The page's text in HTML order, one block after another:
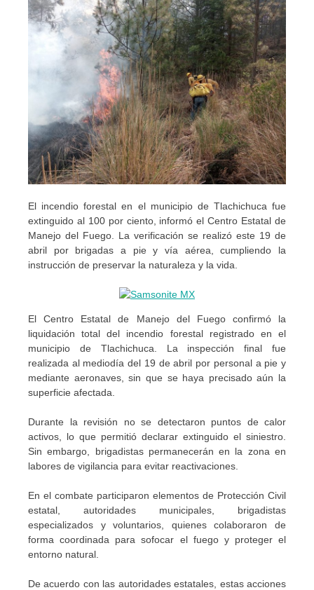
El incendio forestal en el municipio de Tlachichuca fue
extinguido al 100 por ciento, informó el Centro Estatal de
Manejo del Fuego. La verificación se realizó este 19 de
abril por brigadas a pie y vía aérea, cumpliendo la
instrucción de preservar la naturaleza y la vida.
El Centro Estatal de Manejo del Fuego confirmó la
liquidación total del incendio forestal registrado en el
municipio de Tlachichuca. La inspección final fue
realizada al mediodía del 19 de abril por personal a pie y
mediante aeronaves, sin que se haya precisado aún la
superficie afectada.
Durante la revisión no se detectaron puntos de calor
activos, lo que permitió declarar extinguido el siniestro.
Sin embargo, brigadistas permanecerán en la zona en
labores de vigilancia para evitar reactivaciones.
En el combate participaron elementos de Protección Civil
estatal, autoridades municipales, brigadistas
especializados y voluntarios, quienes colaboraron de
forma coordinada para sofocar el fuego y proteger el
entorno natural.
De acuerdo con las autoridades estatales, estas acciones